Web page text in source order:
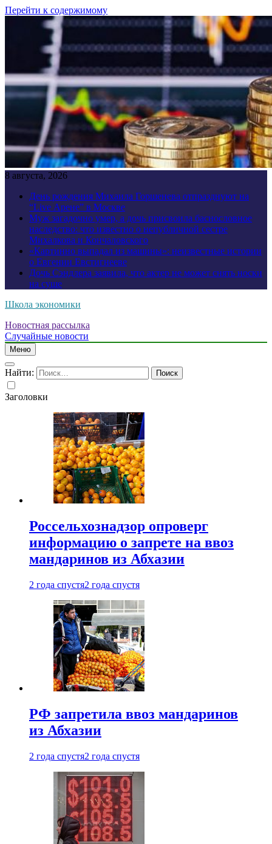
Перейти к содержимому
8 августа, 2026
День рождения Михаила Горшенева отпразднуют на
“Live Арене” в Москве
Муж загадочно умер, а дочь присвоила баснословное
наследство: что известно о непубличной сестре
Михалкова и Кончаловского
«Картинно выпадал из машины»: неизвестные истории
о Евгении Евстигнееве
Дочь Сэндлера заявила, что актер не может снять носки
на суше
Школа экономики
Новостная рассылка
Случайные новости
Меню
Найти:
Заголовки
Россельхознадзор опроверг
информацию о запрете на ввоз
мандаринов из Абхазии
2 года спустя2 года спустя
РФ запретила ввоз мандаринов
из Абхазии
2 года спустя2 года спустя